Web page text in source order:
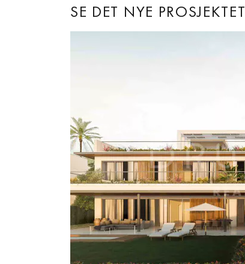
SE DET NYE PROSJEKTET